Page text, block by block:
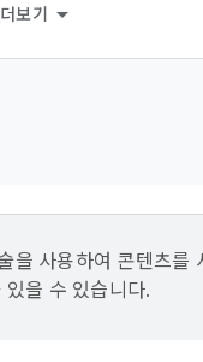
더보기
을 사용하여 콘텐츠를
을 수 있습니다.